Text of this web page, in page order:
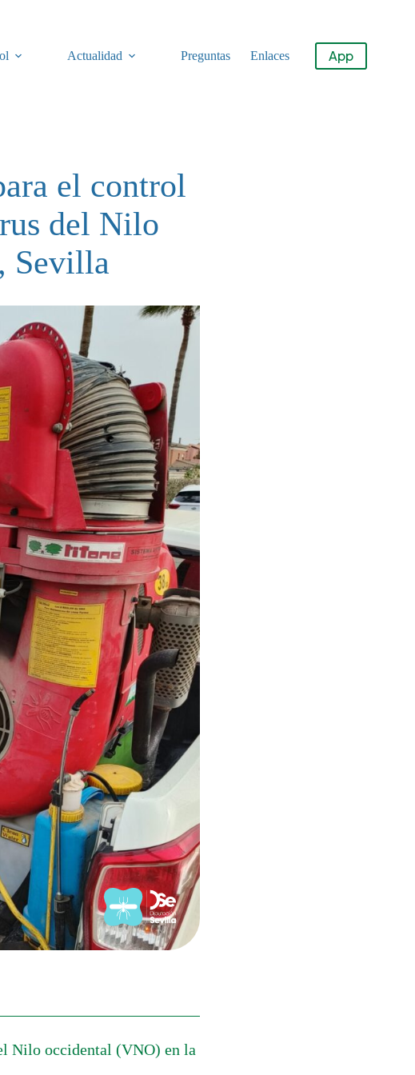
Actualidad Preguntas Enlaces App
el control
del Nilo
Sevilla
Nilo occidental (VNO) en la